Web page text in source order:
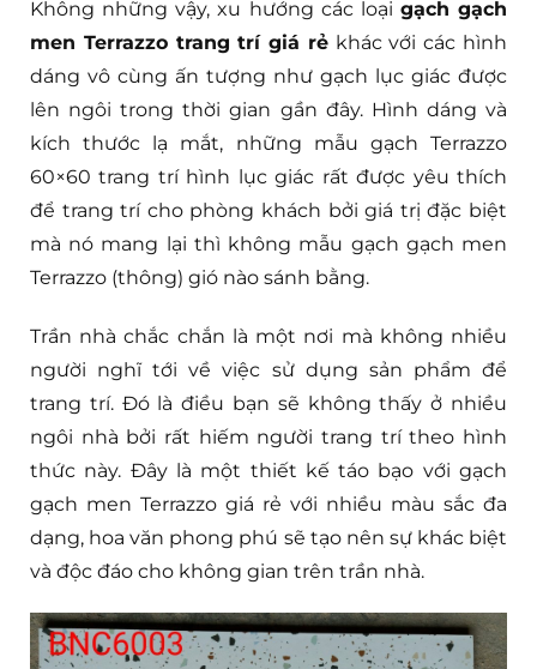
Không những vậy, xu hướng các loại gạch gạch
men Terrazzo trang trí giá rẻkhác với các hình
dáng vô cùng ấn tượng như gạch lục giác được
lên ngôi trong thời gian gần đây. Hình dáng và
kích thước lạ mắt, những mẫu gạch Terrazzo
60×60 trang trí hình lục giác rất được yêu thích
để trang trí cho phòng khách bởi giá trị đặc biệt
mà nó mang lại thì không mẫu gạch gạch men
Terrazzo (thông) gió nào sánh bằng.
Trần nhà chắc chắn là một nơi mà không nhiều
người nghĩ tới về việc sử dụng sản phẩm để
trang trí. Đó là điều bạn sẽ không thấy ở nhiều
ngôi nhà bởi rất hiếm người trang trí theo hình
thức này. Đây là một thiết kế táo bạo với gạch
gạch men Terrazzo giá rẻ với nhiều màu sắc đa
dạng, hoa văn phong phú sẽ tạo nên sự khác biệt
và độc đáo cho không gian trên trần nhà.